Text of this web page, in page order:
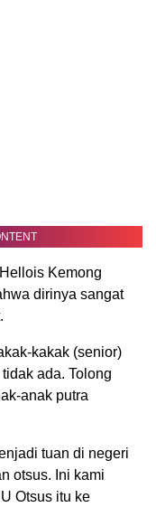
Kemong
dirinya sangat
kakak (senior)
ada. Tolong
anak putra
tuan di negeri
otsus. Ini kami
Otsus itu ke